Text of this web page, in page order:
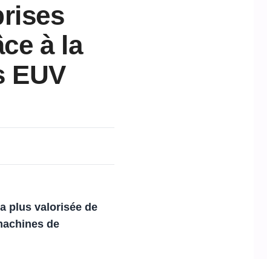
à la
EUV
plus valorisée de
de